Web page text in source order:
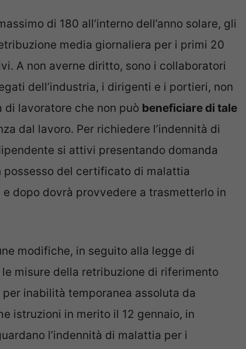
di 180 all’interno dell’anno solare, gli
media giornaliera per i primi 20
A non averne diritto, sono i collaboratori
dell’industria, i dirigenti e i portieri, non
di lavoratore che non può beneficiare di tale
dal lavoro. Per richiedere l’indennità di
si attivi presentando domanda
possesso del certificato di malattia
dopo dovrà provvedere a trasmetterlo in
modifiche, in seguito alla legge di
misure della retribuzione di riferimento
inabilità temporanea assoluta da
istruzioni in merito il 12 gennaio, in
l’indennità di malattia per i